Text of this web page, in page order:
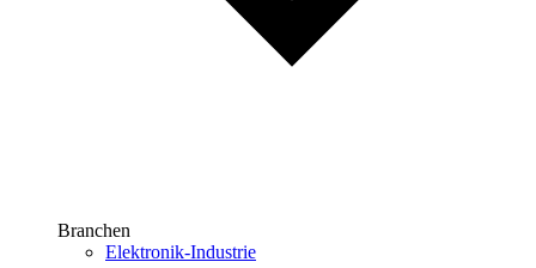
Branchen
Elektronik-Industrie